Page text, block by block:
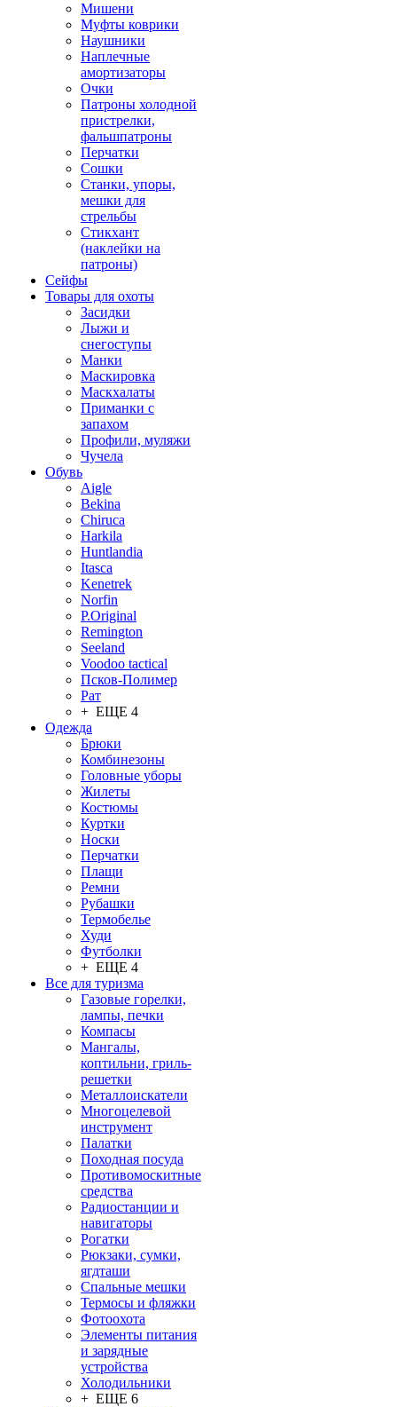
Мишени
Муфты коврики
Наушники
Наплечные
амортизаторы
Очки
Патроны холодной
пристрелки,
фальшпатроны
Перчатки
Сошки
Станки, упоры,
мешки для
стрельбы
Стикхант
(наклейки на
патроны)
Сейфы
Товары для охоты
Засидки
Лыжи и
снегоступы
Манки
Маскировка
Маскхалаты
Приманки с
запахом
Профили, муляжи
Чучела
Обувь
Aigle
Bekina
Chiruсa
Harkila
Huntlandia
Itasca
Kenetrek
Norfin
P.Original
Remington
Seeland
Voodoo tactical
Псков-Полимер
Рат
+ ЕЩЕ 4
Одежда
Брюки
Комбинезоны
Головные уборы
Жилеты
Костюмы
Куртки
Носки
Перчатки
Плащи
Ремни
Рубашки
Термобелье
Худи
Футболки
+ ЕЩЕ 4
Все для туризма
Газовые горелки,
лампы, печки
Компасы
Мангалы,
коптильни, гриль-
решетки
Металлоискатели
Многоцелевой
инструмент
Палатки
Походная посуда
Противомоскитные
средства
Радиостанции и
навигаторы
Рогатки
Рюкзаки, сумки,
ягдташи
Спальные мешки
Термосы и фляжки
Фотоохота
Элементы питания
и зарядные
устройства
Холодильники
+ ЕЩЕ 6